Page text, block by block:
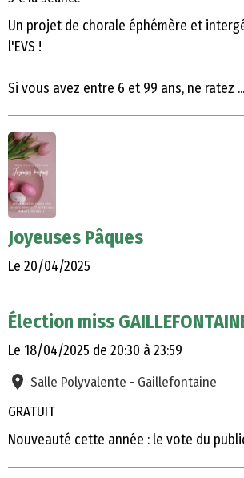
Un projet de chorale éphémère et
l'EVS !
Si vous avez entre 6 et 99 ans, ne ratez ...
Joyeuses Pâques
Le 20/04/2025
Élection miss
Le 18/04/2025 de 20:30 à 23:59
Salle Polyvalente - Gaillefontaine
GRATUIT
Nouveauté cette année : le vote du